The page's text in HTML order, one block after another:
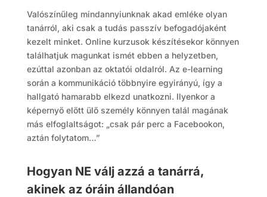
Valószínűleg mindannyiunknak akad emléke olyan
tanárról, aki csak a tudás passzív befogadójaként
kezelt minket. Online kurzusok készítésekor könnyen
találhatjuk magunkat ismét ebben a helyzetben,
ezúttal azonban az oktatói oldalról. Az e-learning
során a kommunikáció többnyire egyirányú, így a
hallgató hamarabb elkezd unatkozni. Ilyenkor a
képernyő előtt ülő személy könnyen talál magának
más elfoglaltságot: „csak pár perc a Facebookon,
aztán folytatom…”
Hogyan NE válj azzá a tanárrá,
akinek az óráin állandóan